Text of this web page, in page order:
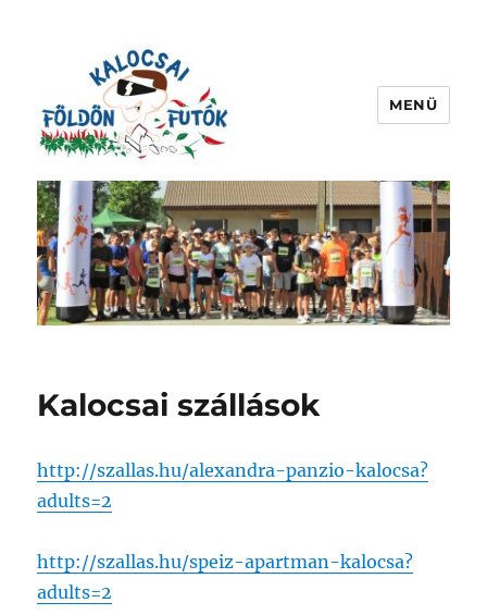
kalocsaifoldonfutok.hu
MENÜ
Kalocsai szállások
http://szallas.hu/alexandra-panzio-kalocsa?
adults=2
http://szallas.hu/speiz-apartman-kalocsa?
adults=2